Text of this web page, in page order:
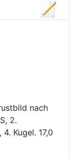
nach
2.
Kugel. 17,0